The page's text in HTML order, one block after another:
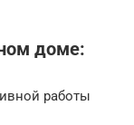
доме:
работы